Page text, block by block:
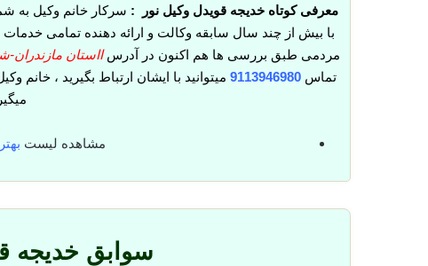
معرفی کوتاه خدیجه قویدل وکیل نور : سرکار خانم وکیل به
با بیش از چند سال سابقه وکالت و ارائه دهنده تمامی
مردمی طبق بررسی ها هم اکنون در آدرسااستان مازندران-
تماس9113946980 میتوانید با ایشان ارتباط بگیرید ،
مشاهده لیست
سوابق خدیجه